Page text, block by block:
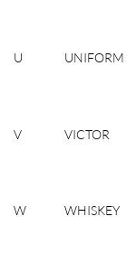
U UNIFORM
V VICTOR
W WHISKEY